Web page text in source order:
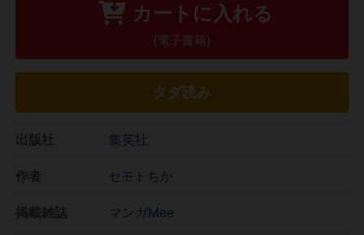
カートに入れる
(電子書籍)
タダ読み
集英社
セモトちか
マンガMee